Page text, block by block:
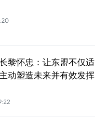
黎怀忠：让东盟不仅适
动塑造未来并有效发挥